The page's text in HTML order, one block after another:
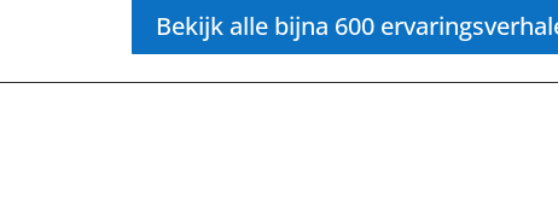
Bekijk alle bijna 600